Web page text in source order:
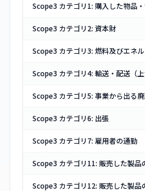
Scope3 カテゴリ1: 購入した物品
Scope3 カテゴリ2: 資本財
Scope3 カテゴリ3: 燃料及びエネ
Scope3 カテゴリ4: 輸送・配送（上
Scope3 カテゴリ5: 事業から出る
Scope3 カテゴリ6: 出張
Scope3 カテゴリ7: 雇用者の通勤
Scope3 カテゴリ11: 販売した製品
Scope3 カテゴリ12: 販売した製品